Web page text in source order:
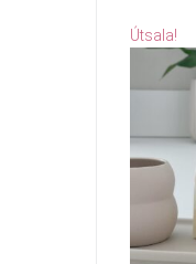
Útsala!